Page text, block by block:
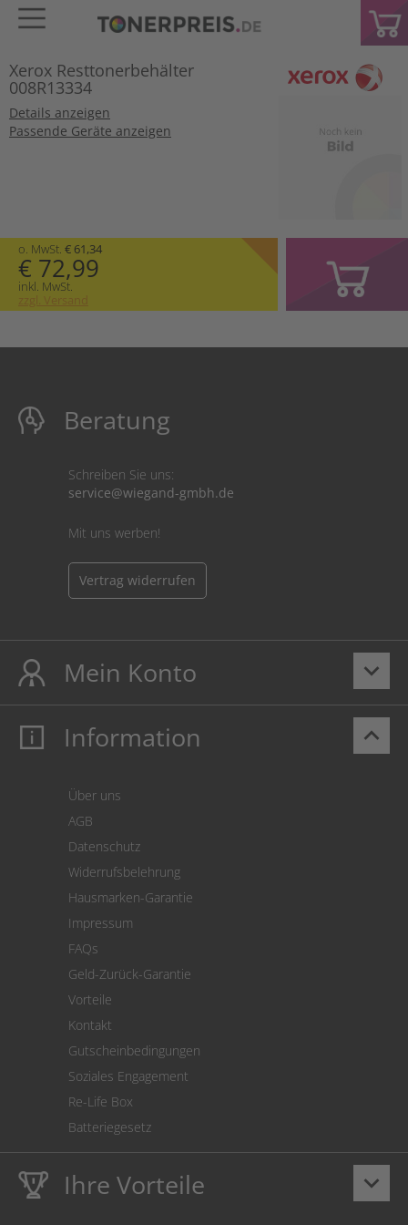
Xerox Resttonerbehälter
008R13334
Details anzeigen
Passende Geräte anzeigen
o. MwSt. € 61,34
€ 72,99
inkl. MwSt.
zzgl. Versand
Beratung
Schreiben Sie uns:
service@wiegand-gmbh.de
Mit uns werben!
Vertrag widerrufen
keyboard_arrow_down
Mein Konto
Mein Konto
Cookie Einstellungen
keyboard_arrow_up
Information
Über uns
AGB
Datenschutz
Widerrufsbelehrung
Hausmarken-Garantie
Impressum
FAQs
Geld-Zurück-Garantie
Vorteile
Kontakt
Gutscheinbedingungen
Soziales Engagement
Re-Life Box
Batteriegesetz
keyboard_arrow_down
Ihre Vorteile